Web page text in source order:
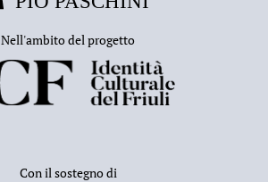
Nell'ambito del progetto
Con il sostegno di